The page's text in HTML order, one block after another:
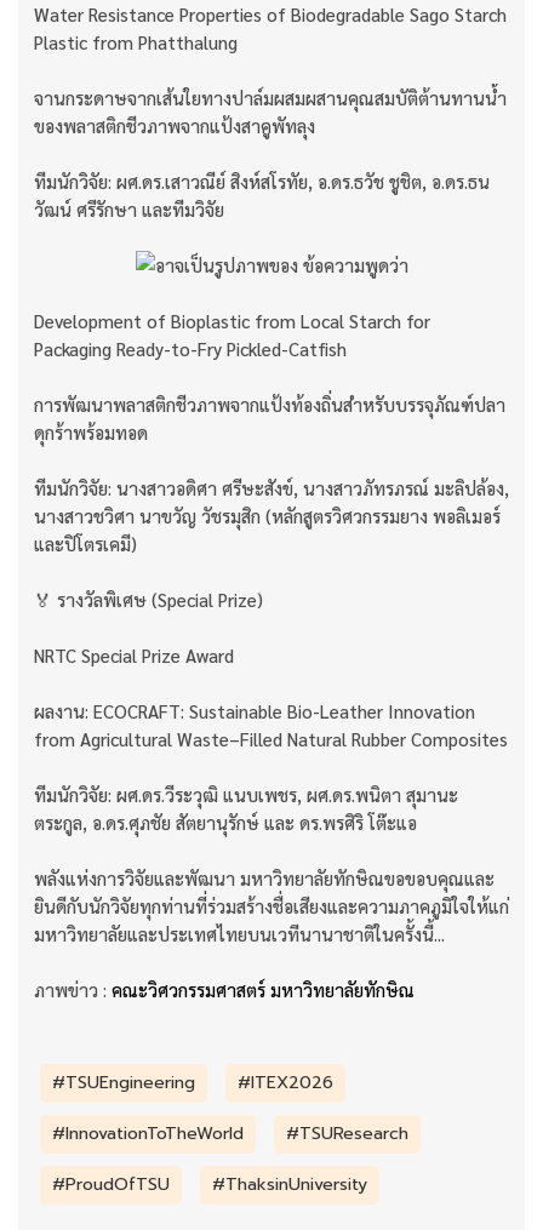
Water Resistance Properties of Biodegradable Sago Starch
Plastic from Phatthalung
จานกระดาษจากเส้นใยทางปาล์มผสมผสานคุณสมบัติต้านทานน้ำ
ของพลาสติกชีวภาพจากแป้งสาคูพัทลุง
ทีมนักวิจัย: ผศ.ดร.เสาวณีย์ สิงห์สโรทัย, อ.ดร.ธวัช ชูชิต, อ.ดร.ธน
วัฒน์ ศรีรักษา และทีมวิจัย
Development of Bioplastic from Local Starch for
Packaging Ready-to-Fry Pickled-Catfish
การพัฒนาพลาสติกชีวภาพจากแป้งท้องถิ่นสำหรับบรรจุภัณฑ์ปลา
ดุกร้าพร้อมทอด
ทีมนักวิจัย: นางสาวอดิศา ศรีษะสังข์, นางสาวภัทรภรณ์ มะลิปล้อง,
นางสาวชวิศา นาขวัญ วัชรมุสิก (หลักสูตรวิศวกรรมยาง พอลิเมอร์
และปิโตรเคมี)
🏅 รางวัลพิเศษ (Special Prize)
NRTC Special Prize Award
ผลงาน: ECOCRAFT: Sustainable Bio-Leather Innovation
from Agricultural Waste–Filled Natural Rubber Composites
ทีมนักวิจัย: ผศ.ดร.วีระวุฒิ แนบเพชร, ผศ.ดร.พนิตา สุมานะ
ตระกูล, อ.ดร.ศุภชัย สัตยานุรักษ์ และ ดร.พรศิริ โต๊ะแอ
พลังแห่งการวิจัยและพัฒนา มหาวิทยาลัยทักษิณขอขอบคุณและ
ยินดีกับนักวิจัยทุกท่านที่ร่วมสร้างชื่อเสียงและความภาคภูมิใจให้แก่
มหาวิทยาลัยและประเทศไทยบนเวทีนานาชาติในครั้งนี้...
ภาพข่าว : คณะวิศวกรรมศาสตร์ มหาวิทยาลัยทักษิณ
#TSUEngineering
#ITEX2026
#InnovationToTheWorld
#TSUResearch
#ProudOfTSU
#ThaksinUniversity